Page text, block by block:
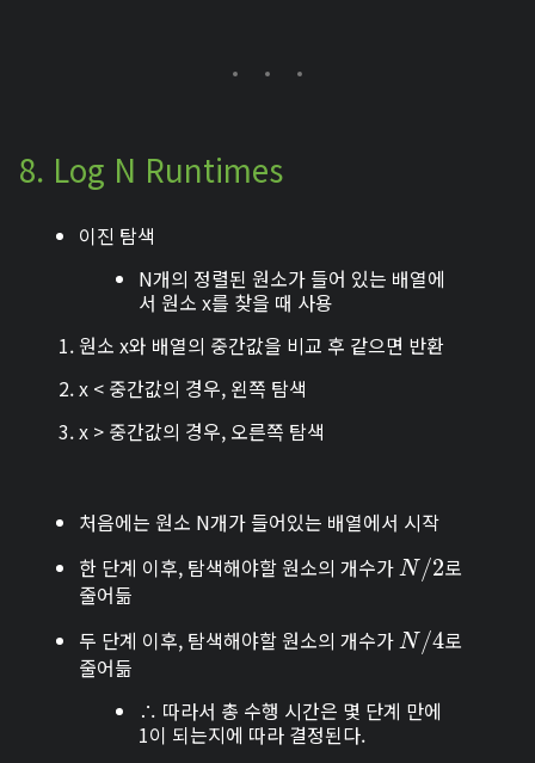
8. Log N Runtimes
이진 탐색
N개의 정렬된 원소가 들어 있는 배열에
서 원소 x를 찾을 때 사용
원소 x와 배열의 중간값을 비교 후 같으면 반환
x < 중간값의 경우, 왼쪽 탐색
x > 중간값의 경우, 오른쪽 탐색
처음에는 원소 N개가 들어있는 배열에서 시작
한 단계 이후, 탐색해야할 원소의 개수가 N/2
N/2 로
줄어듦
두 단계 이후, 탐색해야할 원소의 개수가 N/4
N/4 로
줄어듦
∴ 따라서 총 수행 시간은 몇 단계 만에
1이 되는지에 따라 결정된다.